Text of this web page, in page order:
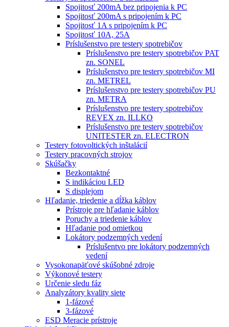
Spojitosť 200mA bez pripojenia k PC
Spojitosť 200mA s pripojením k PC
Spojitosť 1A s pripojením k PC
Spojitosť 10A, 25A
Príslušenstvo pre testery spotrebičov
Príslušenstvo pre testery spotrebičov PAT
zn. SONEL
Príslušenstvo pre testery spotrebičov MI
zn. METREL
Príslušenstvo pre testery spotrebičov PU
zn. METRA
Príslušenstvo pre testery spotrebičov
REVEX zn. ILLKO
Príslušenstvo pre testery spotrebičov
UNITESTER zn. ELECTRON
Testery fotovoltických inštalácií
Testery pracovných strojov
Skúšačky
Bezkontaktné
S indikáciou LED
S displejom
Hľadanie, triedenie a dĺžka káblov
Prístroje pre hľadanie káblov
Poruchy a triedenie káblov
Hľadanie pod omietkou
Lokátory podzemných vedení
Príslušentvo pre lokátory podzemných
vedení
Vysokonapäťové skúšobné zdroje
Výkonové testery
Určenie sledu fáz
Analyzátory kvality siete
1-fázové
3-fázové
ESD Meracie prístroje